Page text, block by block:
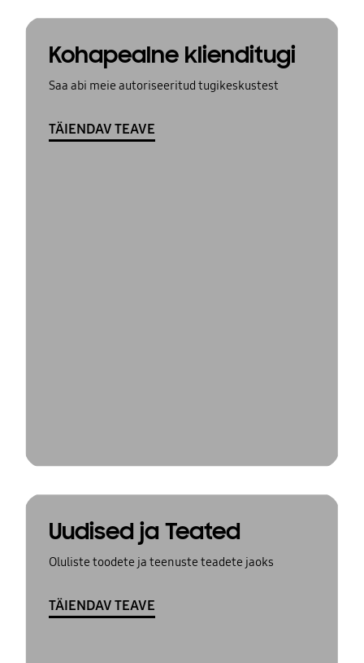
Kohapealne klienditugi
Saa abi meie autoriseeritud tugikeskustest
TÄIENDAV TEAVE
Uudised ja Teated
Oluliste toodete ja teenuste teadete jaoks
TÄIENDAV TEAVE